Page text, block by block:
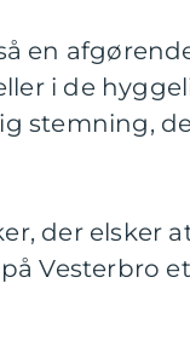
en
i de
stemning,
der elsker
Vesterbro